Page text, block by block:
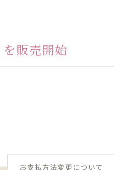
販売開始
お支払方法変更について